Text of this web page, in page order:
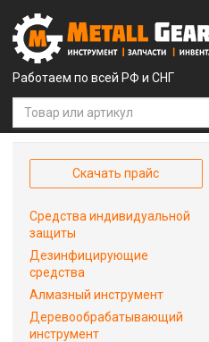
Работаем по всей РФ и СНГ
Скачать прайс
Средства индивидуальной
защиты
Дезинфицирующие
средства
Алмазный инструмент
Деревообрабатывающий
инструмент